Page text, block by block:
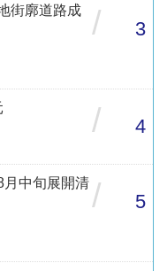
街廓道路成
/ 3
/ 4
中旬展開清 / 5